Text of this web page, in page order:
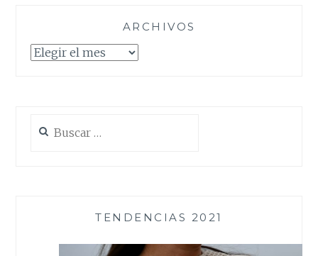
ARCHIVOS
Archivos
TENDENCIAS 2021